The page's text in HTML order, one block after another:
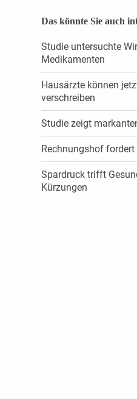
Das könnte Sie auch
Studie untersuchte
Medikamenten
Hausärzte können
verschreiben
Studie zeigt
Rechnungshof fordert
Spardruck trifft
Kürzungen